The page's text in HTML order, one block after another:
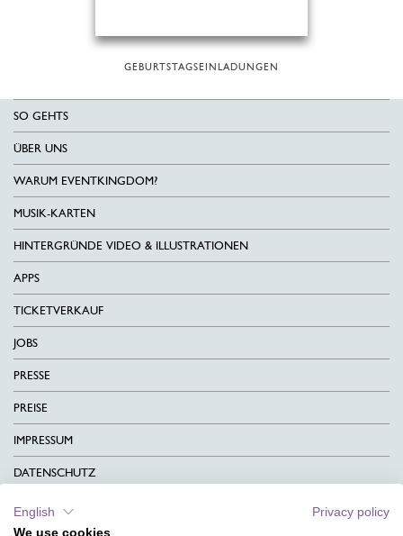
GEBURTSTAGSEINLADUNGEN
SO GEHTS
ÜBER UNS
WARUM EVENTKINGDOM?
MUSIK-KARTEN
HINTERGRÜNDE VIDEO & ILLUSTRATIONEN
APPS
TICKETVERKAUF
JOBS
PRESSE
PREISE
IMPRESSUM
DATENSCHUTZ
KONTAKT
English
Privacy policy
We use cookies